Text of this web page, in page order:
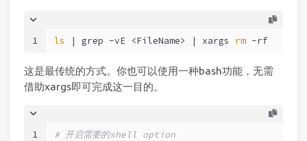
1 ls | grep -vE <FileName> | xargs rm -rf
这是最传统的方式。你也可以使用一种bash功能，无需
借助xargs即可完成这一目的。
1
# 开启需要的shell option